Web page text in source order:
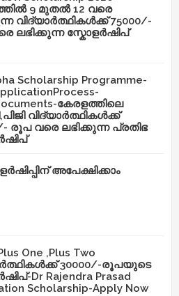
9 മുതൽ 12 വരെ
വിദ്യാർത്ഥികൾക്ക് 75000/-
ലഭിക്കുന്ന സ്കോളർഷിപ്
Scholarship Programme-
കേരളത്തിലെ
വിദ്യാർത്ഥികൾക്ക്
രൂപ വരെ ലഭിക്കുന്ന പ്രതിഭ
അപേക്ഷിക്കാം
One ,Plus Two
30000/-രൂപയുടെ
Dr Rajendra Prasad
Scholarship-Apply Now